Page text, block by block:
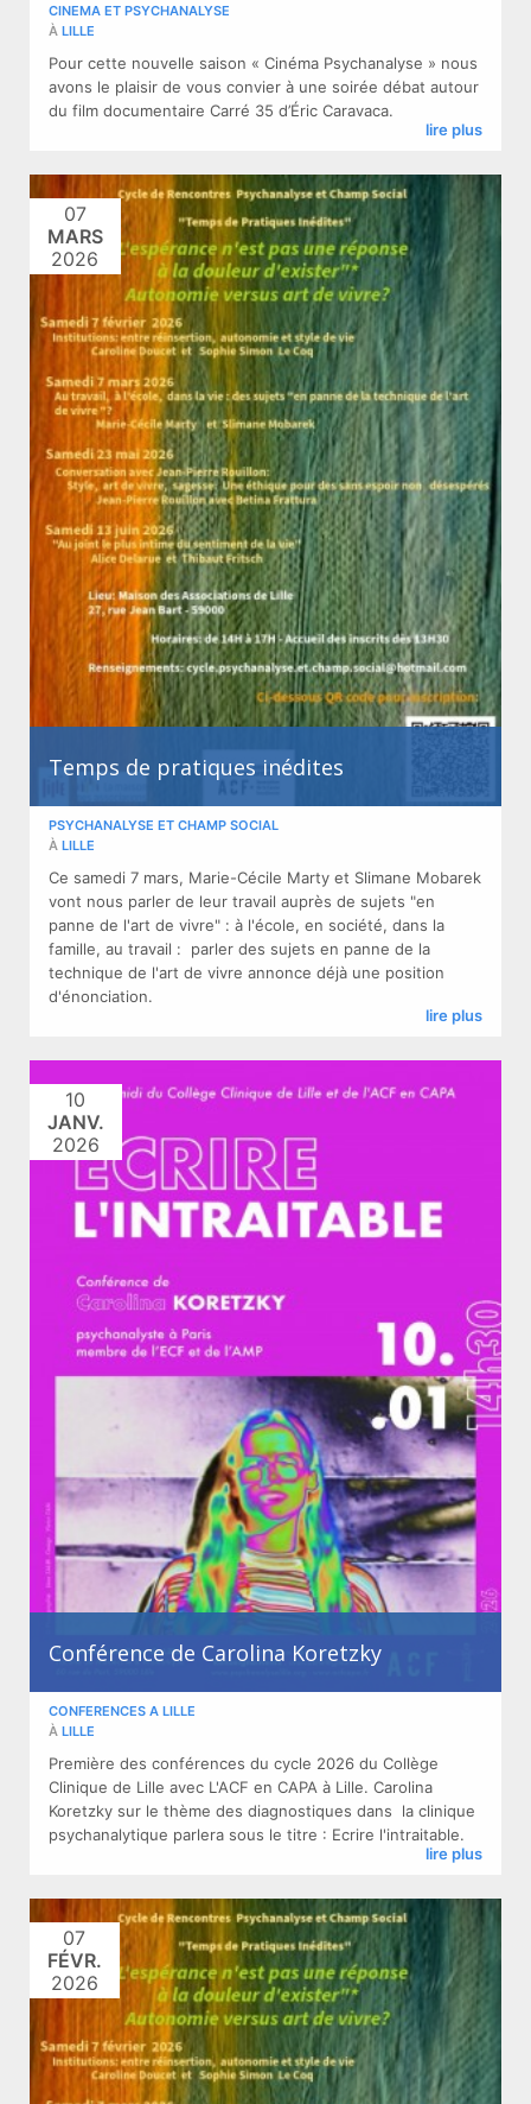
CINEMA ET PSYCHANALYSE
À LILLE
Pour cette nouvelle saison « Cinéma Psychanalyse » nous
avons le plaisir de vous convier à une soirée débat autour
du film documentaire Carré 35 d’Éric Caravaca.
lire plus
07
MARS
2026
Temps de pratiques inédites
PSYCHANALYSE ET CHAMP SOCIAL
À LILLE
Ce samedi 7 mars, Marie-Cécile Marty et Slimane Mobarek
vont nous parler de leur travail auprès de sujets "en
panne de l'art de vivre" : à l'école, en société, dans la
famille, au travail : parler des sujets en panne de la
technique de l'art de vivre annonce déjà une position
d'énonciation.
lire plus
10
JANV.
2026
Conférence de Carolina Koretzky
CONFERENCES A LILLE
À LILLE
Première des conférences du cycle 2026 du Collège
Clinique de Lille avec L'ACF en CAPA à Lille. Carolina
Koretzky sur le thème des diagnostiques dans la clinique
psychanalytique parlera sous le titre : Ecrire l'intraitable.
lire plus
07
FÉVR.
2026